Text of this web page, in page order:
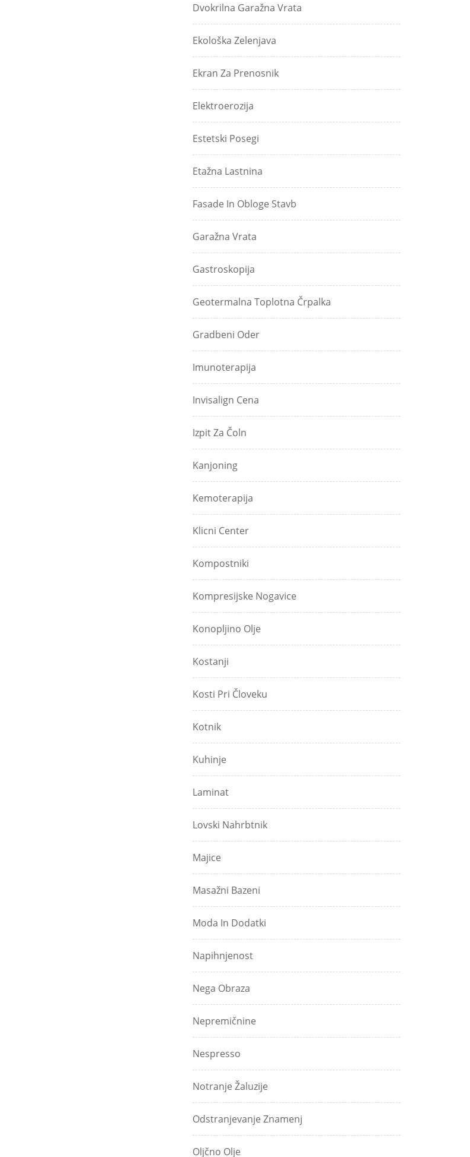
Dvokrilna Garažna Vrata
Ekološka Zelenjava
Ekran Za Prenosnik
Elektroerozija
Estetski Posegi
Etažna Lastnina
Fasade In Obloge Stavb
Garažna Vrata
Gastroskopija
Geotermalna Toplotna Črpalka
Gradbeni Oder
Imunoterapija
Invisalign Cena
Izpit Za Čoln
Kanjoning
Kemoterapija
Klicni Center
Kompostniki
Kompresijske Nogavice
Konopljino Olje
Kostanji
Kosti Pri Človeku
Kotnik
Kuhinje
Laminat
Lovski Nahrbtnik
Majice
Masažni Bazeni
Moda In Dodatki
Napihnjenost
Nega Obraza
Nepremičnine
Nespresso
Notranje Žaluzije
Odstranjevanje Znamenj
Oljčno Olje